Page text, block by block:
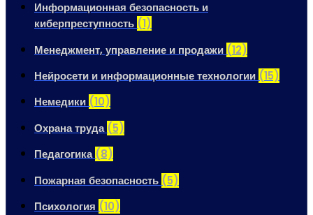
Информационная безопасность и
киберпреступность (1)
Менеджмент, управление и продажи (12)
Нейросети и информационные технологии (15)
Немедики (10)
Охрана труда (5)
Педагогика (8)
Пожарная безопасность (5)
Психология (10)